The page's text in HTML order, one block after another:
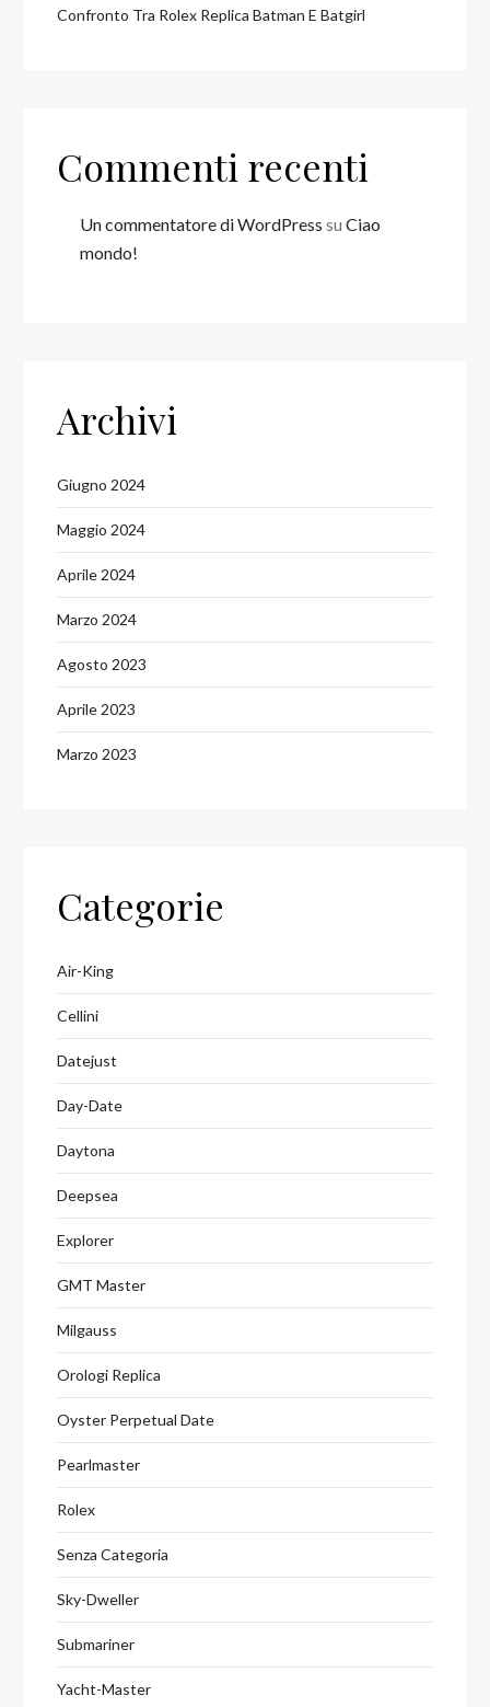
Confronto Tra Rolex Replica Batman E Batgirl
Commenti recenti
Un commentatore di WordPress suCiao
mondo!
Archivi
Giugno 2024
Maggio 2024
Aprile 2024
Marzo 2024
Agosto 2023
Aprile 2023
Marzo 2023
Categorie
Air-King
Cellini
Datejust
Day-Date
Daytona
Deepsea
Explorer
GMT Master
Milgauss
Orologi Replica
Oyster Perpetual Date
Pearlmaster
Rolex
Senza Categoria
Sky-Dweller
Submariner
Yacht-Master